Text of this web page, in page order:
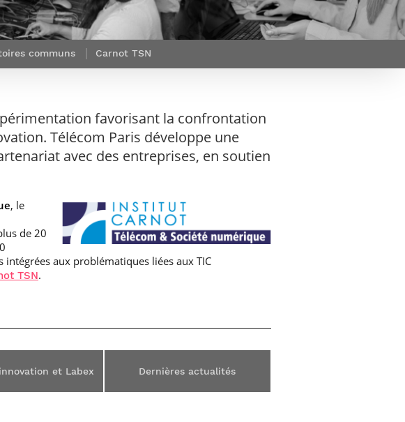
Newsroom
Agenda
Pressroom
et d’emplois
Transferts
technologiques et
valorisation
communs Carnot TSN
favorisant la confrontation
Télécom Paris développe une
avec des entreprises, en soutien
, le
de 20
aux problématiques liées aux TIC
TSN.
et Labex Dernières actualités